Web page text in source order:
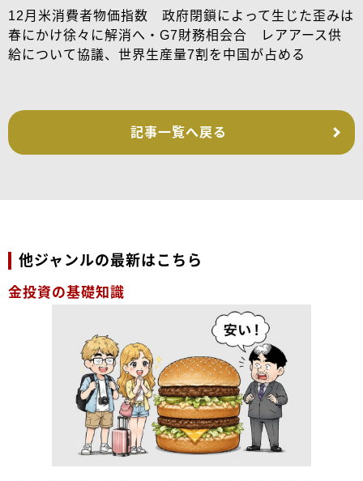
12月米消費者物価指数 政府閉鎖によって生じた歪みは
春にかけ徐々に解消へ・G7財務相会合 レアアース供
給について協議、世界生産量7割を中国が占める
記事一覧へ戻る
他ジャンルの最新はこちら
金投資の基礎知識